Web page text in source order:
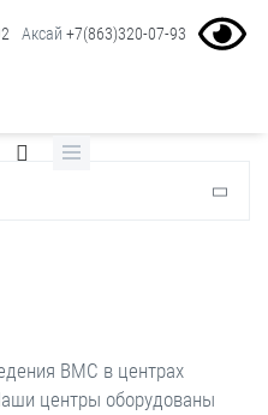
Аксай +7(863)320-07-93
ВМС в центрах
центры оборудованы